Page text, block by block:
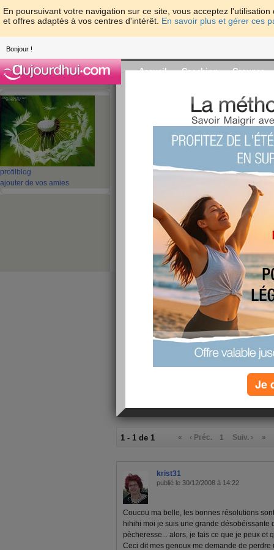
En poursuivant votre navigation sur ce site, vous acceptez
et offres adaptés à vos centres d'intérêt. En savoir plus et gérer ces
Bonjour !
Accueil Coaching Groupes
profil blog
ajouter de vos amies
> > Bonjour
Blog de LINDAT
Bonjour à tous -
Bonjour à tous et à toutes.
J'ai quelques difficultés à venir sur mon
Après tant de gentillesses de votre part, je
individuellement. Je suis un peu honteuse,
en a tellement qui doivent être bien plus
n'est qu'une question de poids. Et vous, vous
réconforter. Ce site c'est une merveille! Et
encore pour vos commentaires, pour votre
Dès que je le peux je reviendrai.
1 - 1 de 1 « ‹ Préc. 1 Suiv. › »
krist31
publié le 30/12/2008 à 14:22
Coucou ma belle, les bonnes résolutions
hihihi moi je suis une grande désobéissante
pècheresse... alors, je fais ce que je peux et
Ceci dit mes genoux me demande de
Je